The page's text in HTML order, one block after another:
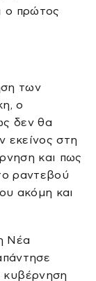
ο πρώτος
των
ο
δεν θα
εκείνος στη
και πως
ραντεβού
ακόμη και
Νέα
κυβέρνηση